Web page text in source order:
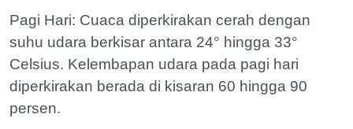
Pagi Hari: Cuaca diperkirakan cerah dengan
suhu udara berkisar antara 24° hingga 33°
Celsius. Kelembapan udara pada pagi hari
diperkirakan berada di kisaran 60 hingga 90
persen.